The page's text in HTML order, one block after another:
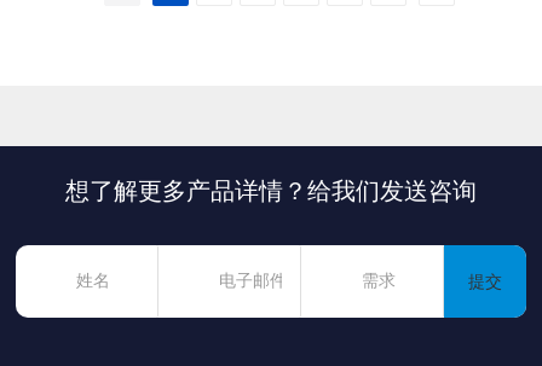
想了解更多产品详情？给我们发送咨询
提交